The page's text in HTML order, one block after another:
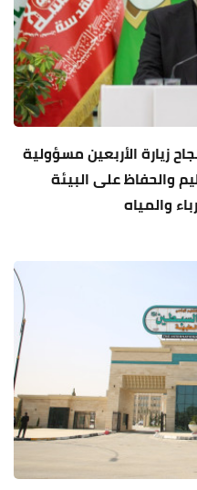
زيارة الأربعين مسؤولية
والحفاظ على البيئة
والمياه